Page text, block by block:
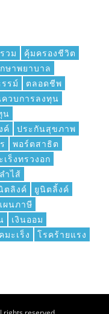
วม
คุ้มครองชีวิต
ษาพยาบาล
รม์
ตลอดชีพ
วบการลงทุน
น
ค์
ประกันสุขภาพ
พอร์ตสาธิต
เร็งทรวงอก
ำไส้
ตลิงค์
ยูนิตลิ้งค์
ผนภาษี
เงินออม
มะเร็ง
โรคร้ายแรง